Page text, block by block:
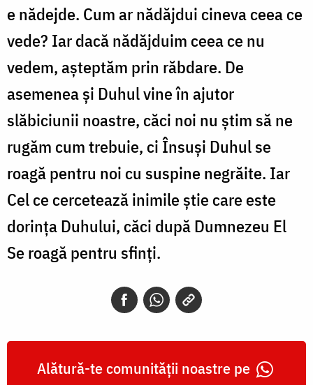
e nădejde. Cum ar nădăjdui cineva ceea ce
vede? Iar dacă nădăjduim ceea ce nu
vedem, așteptăm prin răbdare. De
asemenea și Duhul vine în ajutor
slăbiciunii noastre, căci noi nu știm să ne
rugăm cum trebuie, ci Însuși Duhul se
roagă pentru noi cu suspine negrăite. Iar
Cel ce cercetează inimile știe care este
dorința Duhului, căci după Dumnezeu El
Se roagă pentru sfinți.
Alătură-te comunității noastre pe